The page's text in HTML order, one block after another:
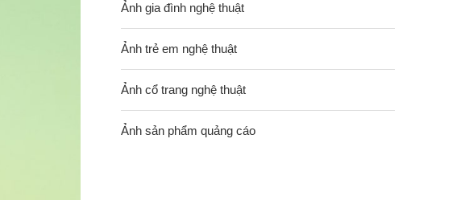
Ảnh gia đình nghệ thuật
Ảnh trẻ em nghệ thuật
Ảnh cổ trang nghệ thuật
Ảnh sản phẩm quảng cáo